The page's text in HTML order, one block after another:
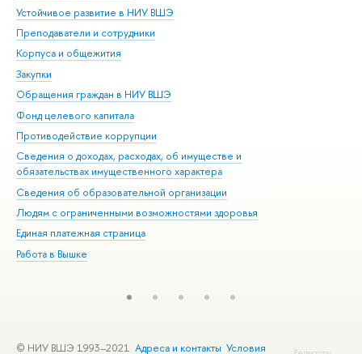
Устойчивое развитие в НИУ ВШЭ
Преподаватели и сотрудники
Корпуса и общежития
Закупки
Обращения граждан в НИУ ВШЭ
Фонд целевого капитала
Противодействие коррупции
Сведения о доходах, расходах, об имуществе и
обязательствах имущественного характера
Сведения об образовательной организации
Людям с ограниченными возможностями здоровья
Единая платежная страница
Работа в Вышке
© НИУ ВШЭ 1993–2021 Адреса и контакты Условия